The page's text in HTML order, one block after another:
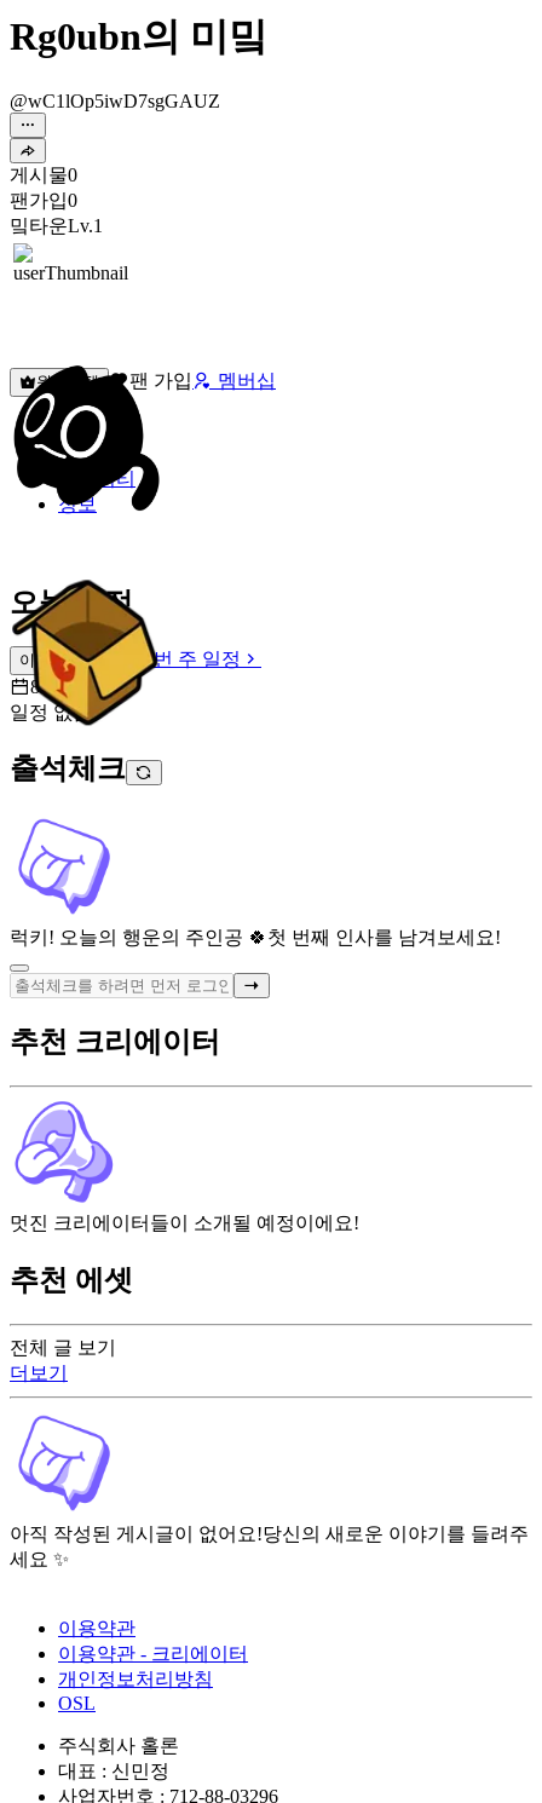
Rg0ubn의 미밐
@wC1lOp5iwD7sgGAUZ
게시물0
팬가입0
밐타운Lv.1
원픽선택 팬 가입 멤버십
밐타운
피드
커뮤니티
정보
오늘 일정
이번 주 일정
이번 주 일정
8월 9일 [일]
일정 없음
출석체크
럭키! 오늘의 행운의 주인공 🍀 첫 번째 인사를 남겨보세요!
전체 글 보기
더보기
아직 작성된 게시글이 없어요!당신의 새로운 이야기를 들려주
세요 ✨
추천 크리에이터
멋진 크리에이터들이 소개될 예정이에요!
추천 에셋
이용약관
이용약관 - 크리에이터
개인정보처리방침
OSL
주식회사 홀론
대표 : 신민정
사업자번호 : 712-88-03296